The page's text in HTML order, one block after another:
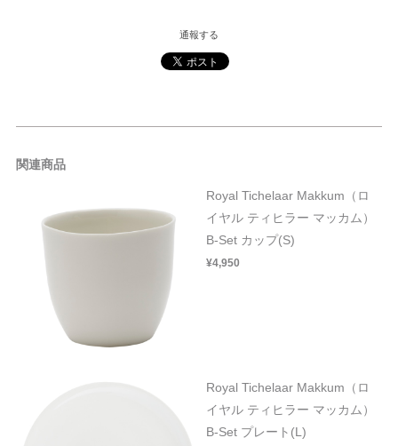
通報する
関連商品
Royal Tichelaar Makkum（ロ
イヤル ティヒラー マッカム）
B-Set カップ(S)
¥4,950
Royal Tichelaar Makkum（ロ
イヤル ティヒラー マッカム）
B-Set プレート(L)